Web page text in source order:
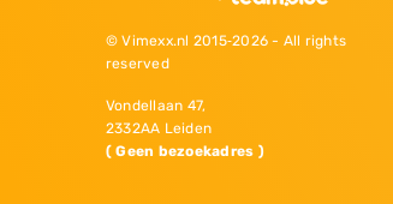
© Vimexx.nl 2015‐2026 - All rights
reserved
Vondellaan 47,
2332AA Leiden
( Geen bezoekadres )